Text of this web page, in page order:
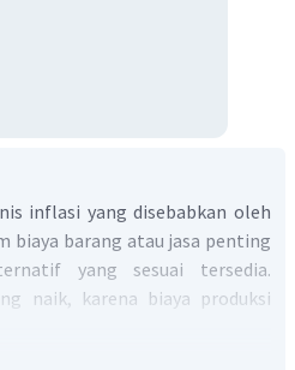
inflasi yang disebabkan oleh
biaya barang atau jasa penting
yang sesuai tersedia.
naik, karena biaya produksi